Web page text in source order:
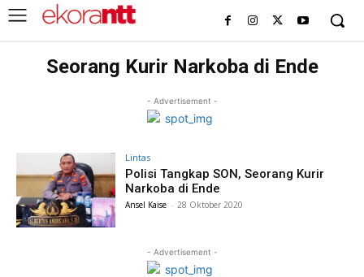
Seorang Kurir Narkoba di Ende
- Advertisement -
Lintas
Polisi Tangkap SON, Seorang Kurir
Narkoba di Ende
Ansel Kaise - 28 Oktober 2020
- Advertisement -